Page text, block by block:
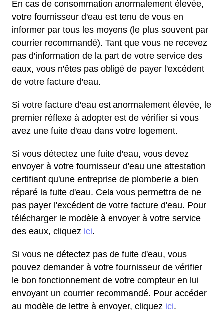
En cas de consommation anormalement élevée,
votre fournisseur d'eau est tenu de vous en
informer par tous les moyens (le plus souvent par
courrier recommandé). Tant que vous ne recevez
pas d'information de la part de votre service des
eaux, vous n'êtes pas obligé de payer l'excédent
de votre facture d'eau.
Si votre facture d'eau est anormalement élevée, le
premier réflexe à adopter est de vérifier si vous
avez une fuite d'eau dans votre logement.
Si vous détectez une fuite d'eau, vous devez
envoyer à votre fournisseur d'eau une attestation
certifiant qu'une entreprise de plomberie a bien
réparé la fuite d'eau. Cela vous permettra de ne
pas payer l'excédent de votre facture d'eau. Pour
télécharger le modèle à envoyer à votre service
des eaux, cliquez ici.
Si vous ne détectez pas de fuite d'eau, vous
pouvez demander à votre fournisseur de vérifier
le bon fonctionnement de votre compteur en lui
envoyant un courrier recommandé. Pour accéder
au modèle de lettre à envoyer, cliquez ici.